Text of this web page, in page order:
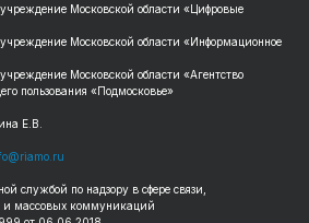
учреждение Московской области «Цифровые
учреждение Московской области «Информационное
Московской области «Агентство
пользования «Подмосковье»
Е.В.
службой по надзору в сфере связи,
и массовых коммуникаций